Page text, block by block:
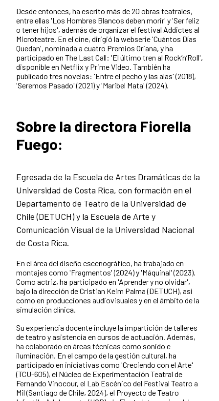
Desde entonces, ha escrito más de 20 obras teatrales,
entre ellas 'Los Hombres Blancos deben morir' y 'Ser feliz
o tener hijos', además de organizar el festival Addictes al
Microteatre. En el cine, dirigió la webserie 'Cuántos Días
Quedan', nominada a cuatro Premios Oriana, y ha
participado en The Last Call: 'El último tren al Rock’n’Roll',
disponible en Netflix y Prime Video. También ha
publicado tres novelas: 'Entre el pecho y las alas' (2018),
'Seremos Pasado' (2021) y 'Maribel Mata' (2024).
Sobre la directora Fiorella
Fuego:
Egresada de la Escuela de Artes Dramáticas de la
Universidad de Costa Rica, con formación en el
Departamento de Teatro de la Universidad de
Chile (DETUCH) y la Escuela de Arte y
Comunicación Visual de la Universidad Nacional
de Costa Rica.
En el área del diseño escenográfico, ha trabajado en
montajes como 'Fragmentos' (2024) y 'Máquinal' (2023).
Como actriz, ha participado en 'Aprender y no olvidar',
bajo la dirección de Cristian Keim Palma (DETUCH), así
como en producciones audiovisuales y en el ámbito de la
simulación clínica.
Su experiencia docente incluye la impartición de talleres
de teatro y asistencia en cursos de actuación. Además,
ha colaborado en áreas técnicas como sonido e
iluminación. En el campo de la gestión cultural, ha
participado en iniciativas como 'Creciendo con el Arte'
(TCU-605), el Núcleo de Experimentación Teatral de
Fernando Vinocour, el Lab Escénico del Festival Teatro a
Mil (Santiago de Chile, 2024), el Proyecto de Teatro